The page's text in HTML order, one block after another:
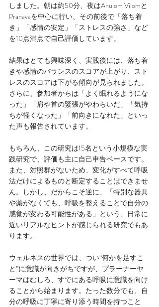
しました。朝は約50分、夜はAnulom Vilomと
Pranavaを中心に行い、その前後で「落ち着
き」「感情の安定」「ストレスの強さ」など
を10点満点で自己評価しています。
結果はとても興味深く、実践後には、落ち着
きや感情のバランスのスコアが上がり、スト
レスのスコアは下がる傾向が見られました。
さらに、参加者からは「よく眠れるようにな
った」「肩や首の緊張がやわらいだ」「気持
ちが軽くなった」「前向きになれた」といっ
た声も報告されています。
もちろん、この研究は15名という小規模な実
践研究で、評価も主に自己申告ベースです。
また、対照群がないため、変化がすべて呼吸
法だけによるものと断定することはできませ
ん。しかし、だからこそ逆に、「特別な器具
や薬がなくても、呼吸を整えることで自分の
感覚が変わる可能性がある」という、日常に
近いリアルなヒントが感じられる研究でもあ
ります。
ウェルネスの世界では、つい“何かを足すこ
と”に意識が向きがちですが、プラーナーヤ
ーマはむしろ、すでにある呼吸に意識を向け
ることから始まります。たった数分でも、自
分の呼吸に丁寧に寄り添う時間を持つこと